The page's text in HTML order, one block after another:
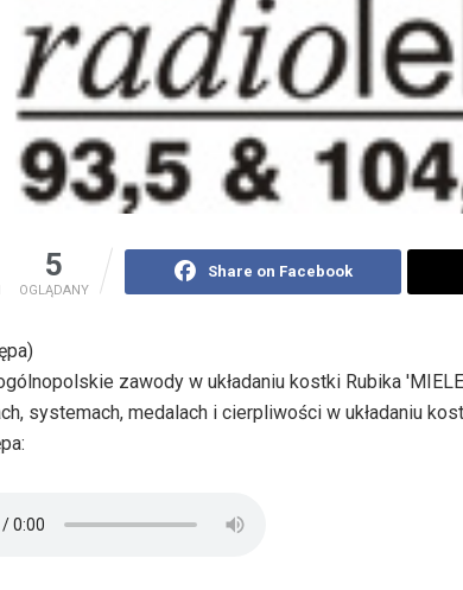
5
OGLĄDANY
Share on Facebook
zawody w układaniu kostki Rubika
systemach, medalach i cierpliwości w układaniu